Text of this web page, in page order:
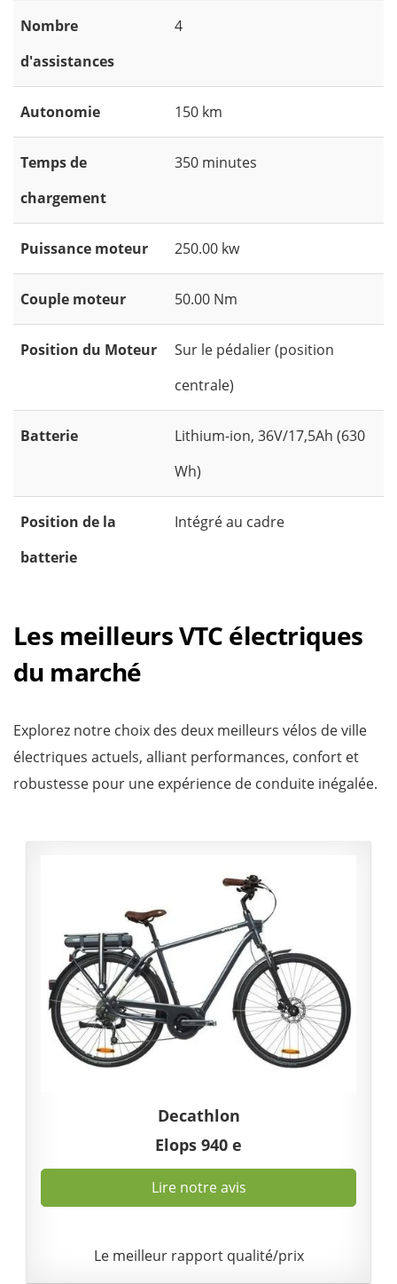
Nombre
d'assistances
4
Autonomie 150 km
Temps de
chargement
350 minutes
Puissance moteur 250.00 kw
Couple moteur 50.00 Nm
Position du Moteur
Sur le pédalier (position
centrale)
Batterie
Lithium-ion, 36V/17,5Ah (630
Wh)
Position de la
batterie
Intégré au cadre
Les meilleurs VTC électriques
du marché
Explorez notre choix des deux meilleurs vélos de ville
électriques actuels, alliant performances, confort et
robustesse pour une expérience de conduite inégalée.
Decathlon
Elops 940 e
Lire notre avis
Le meilleur rapport qualité/prix